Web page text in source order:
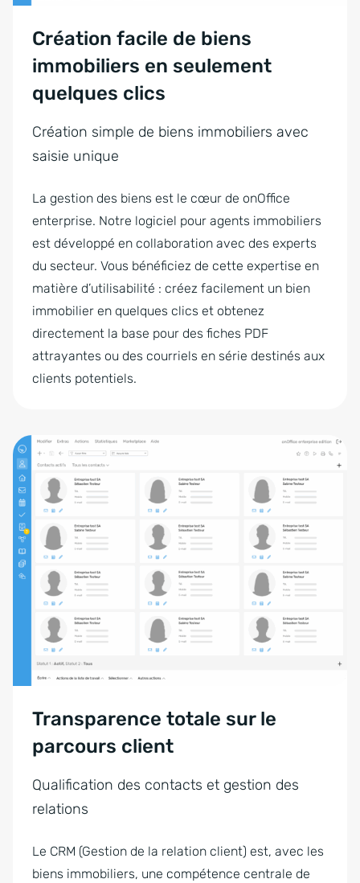
Création facile de biens
immobiliers en seulement
quelques clics
Création simple de biens immobiliers avec
saisie unique
La gestion des biens est le cœur de onOffice
enterprise. Notre logiciel pour agents immobiliers
est développé en collaboration avec des experts
du secteur. Vous bénéficiez de cette expertise en
matière d’utilisabilité : créez facilement un bien
immobilier en quelques clics et obtenez
directement la base pour des fiches PDF
attrayantes ou des courriels en série destinés aux
clients potentiels.
Transparence totale sur le
parcours client
Qualification des contacts et gestion des
relations
Le CRM (Gestion de la relation client) est, avec les
biens immobiliers, une compétence centrale de